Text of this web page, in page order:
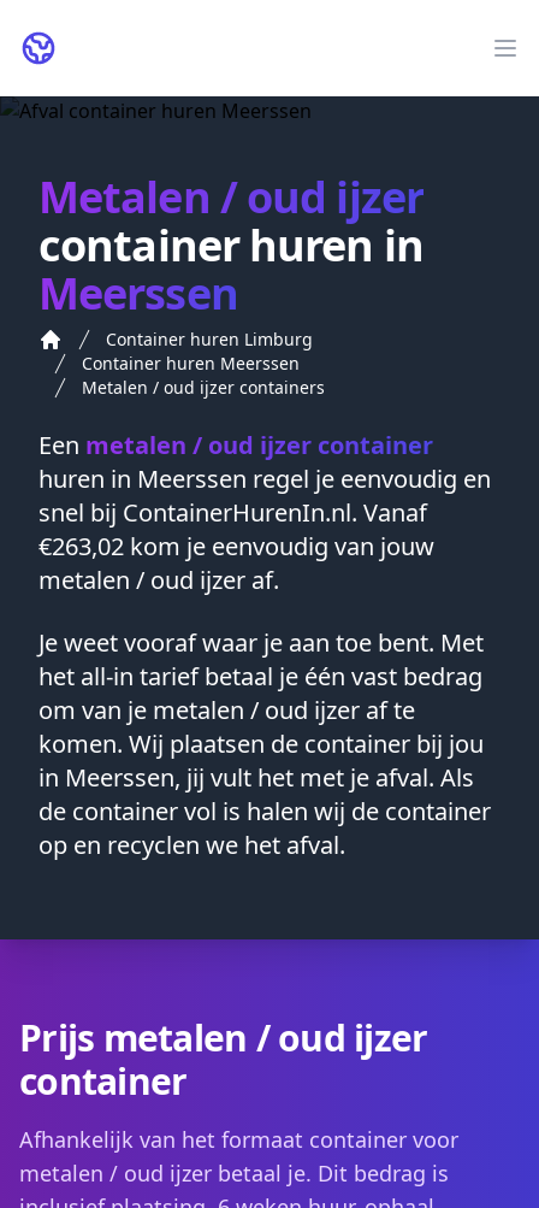
ContainerHurenIn.nl
Metalen / oud ijzer
container huren in
Meerssen
Container huren Limburg
Container huren Meerssen
Metalen / oud ijzer containers
Een metalen / oud ijzer container
huren in Meerssen regel je eenvoudig en
snel bij ContainerHurenIn.nl. Vanaf
€263,02 kom je eenvoudig van jouw
metalen / oud ijzer af.
Je weet vooraf waar je aan toe bent. Met
het all-in tarief betaal je één vast bedrag
om van je metalen / oud ijzer af te
komen. Wij plaatsen de container bij jou
in Meerssen, jij vult het met je afval. Als
de container vol is halen wij de container
op en recyclen we het afval.
Prijs metalen / oud ijzer
container
Afhankelijk van het formaat container voor
metalen / oud ijzer betaal je. Dit bedrag is